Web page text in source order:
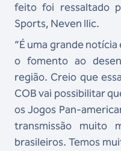
feito foi ressaltado
Sports, Neven Ilic.
“É uma grande
o fomento ao
região. Creio que
COB vai possibilitar
os Jogos Pan-
transmissão muito
brasileiros. Temos